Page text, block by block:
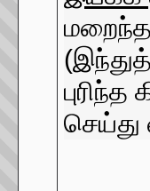
செய்து